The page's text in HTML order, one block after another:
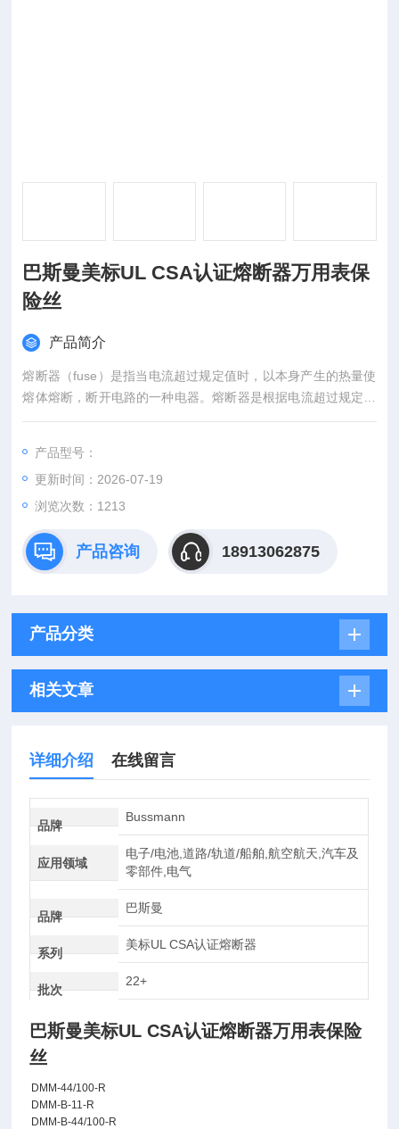
巴斯曼美标UL CSA认证熔断器万用表保
险丝
产品简介
熔断器（fuse）是指当电流超过规定值时，以本身产生的热量使
熔体熔断，断开电路的一种电器。熔断器是根据电流超过规定值
一段时间后，以其自身产生的热量使熔体熔化，从而使电路断
低压配电系统和控制系统以及用电设备中，作为短路和过电流的
保护器，是应用普遍的保护器件之一。巴斯曼美标UL CSA认证
熔断器万用表保险丝
产品型号：
更新时间：2026-07-19
浏览次数：1213
产品咨询 18913062875
产品分类
相关文章
详细介绍 在线留言
品牌
Bussmann
应用领域
电子/电池,道路/轨道/船舶,航空航天,汽车及
零部件,电气
品牌
巴斯曼
系列
美标UL CSA认证熔断器
批次
22+
巴斯曼美标UL CSA认证熔断器万用表保险
丝
D MM-44/100-R
D MM-B-11-R
D MM-B-44/100-R